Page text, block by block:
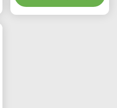
Metyl diglikol